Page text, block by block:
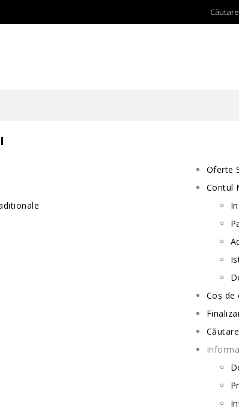
Oferte
Contul
Coș de
Căutare